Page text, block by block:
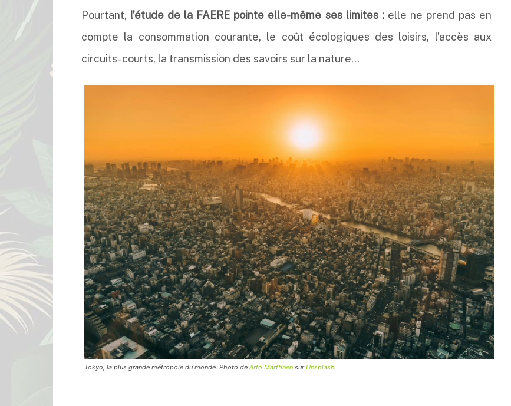
Pourtant, l’étude de la FAERE pointe elle-même ses limites :elle ne prend pas en
compte la consommation courante, le coût écologiques des loisirs, l’accès aux
circuits-courts, la transmission des savoirs sur la nature…
Tokyo, la plus grande métropole du monde. Photo de Arto Marttinen sur Unsplash